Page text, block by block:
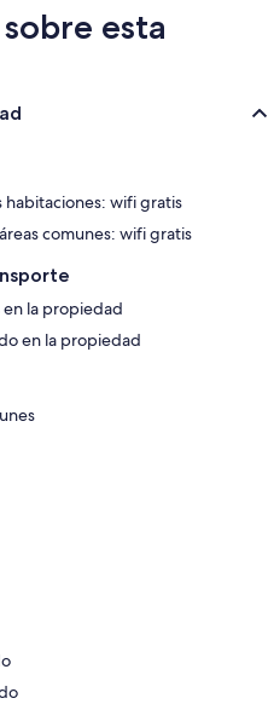
esta
habitaciones: wifi gratis
comunes: wifi gratis
la propiedad
en la propiedad